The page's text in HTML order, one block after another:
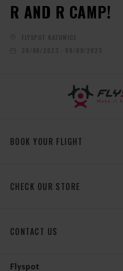
R AND R CAMP!
FLYSPOT KATOWICE
28/08/2023 - 08/09/2023
BOOK YOUR FLIGHT
CHECK OUR STORE
CONTACT US
Flyspot